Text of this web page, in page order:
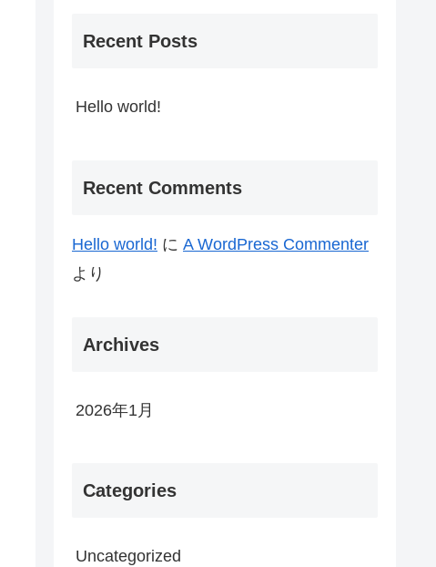
Recent Posts
Hello world!
Recent Comments
Hello world! に A WordPress Commenter
より
Archives
2026年1月
Categories
Uncategorized